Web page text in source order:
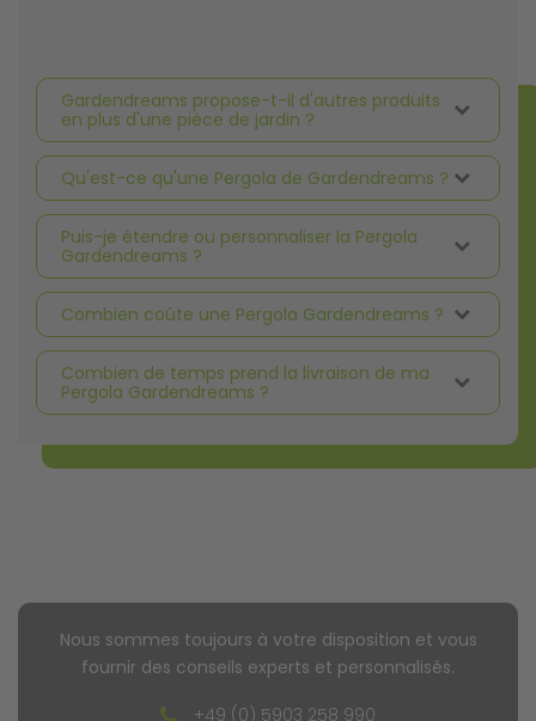
Gardendreams propose-t-il d'autres produits
en plus d'une pièce de jardin ?
Qu'est-ce qu'une Pergola de Gardendreams ?
Puis-je étendre ou personnaliser la Pergola
Gardendreams ?
Combien coûte une Pergola Gardendreams ?
Combien de temps prend la livraison de ma
Pergola Gardendreams ?
Nous sommes toujours à votre disposition et vous
fournir des conseils experts et personnalisés.
+49 (0) 5903 258 990